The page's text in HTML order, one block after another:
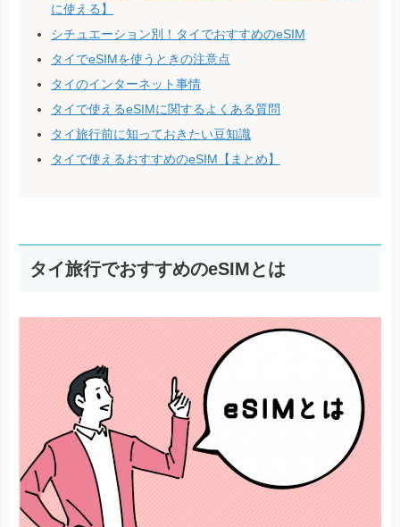
に使える】
シチュエーション別！タイでおすすめのeSIM
タイでeSIMを使うときの注意点
タイのインターネット事情
タイで使えるeSIMに関するよくある質問
タイ旅行前に知っておきたい豆知識
タイで使えるおすすめのeSIM【まとめ】
タイ旅行でおすすめのeSIMとは